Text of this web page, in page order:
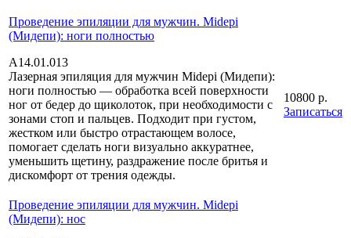
Проведение эпиляции для мужчин. Midepi
(Мидепи): ноги полностью
А14.01.013
Лазерная эпиляция для мужчин Midepi (Мидепи):
ноги полностью — обработка всей поверхности
ног от бедер до щиколоток, при необходимости с
зонами стоп и пальцев. Подходит при густом,
жестком или быстро отрастающем волосе,
помогает сделать ноги визуально аккуратнее,
уменьшить щетину, раздражение после бритья и
дискомфорт от трения одежды.
10800 р.
Записаться
Проведение эпиляции для мужчин. Midepi
(Мидепи): нос